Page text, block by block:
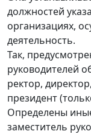
должностей
организациях,
деятельность.
Так,
руководителей
ректор,
президент
Определены
заместитель